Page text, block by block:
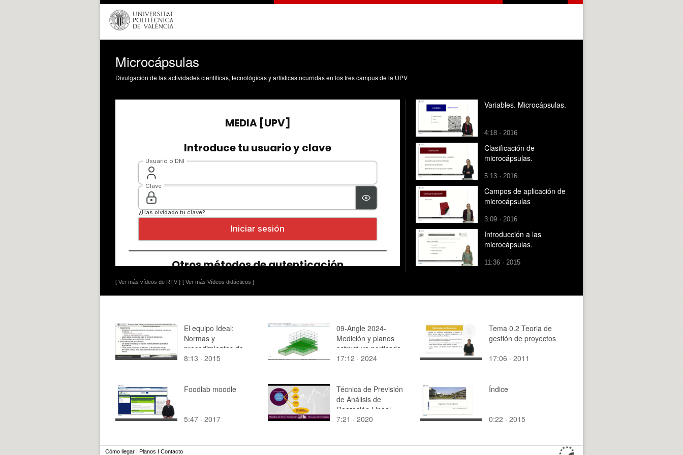
Microcápsulas
Divulgación de las actividades científicas, tecnológicas y artísticas ocurridas en los tres campus de la UPV
[ Ver más vídeos de RTV ] [ Ver más Vídeos didácticos ]
Variables. Microcápsulas.
4:18 · 2016
Clasificación de
microcápsulas.
5:13 · 2016
Campos de aplicación de
microcápsulas
3:09 · 2016
Introducción a las
microcápsulas.
11:36 · 2015
El equipo Ideal:
Normas y
procedimientos de
decisiones
8:13 · 2015
09-Angle 2024-
Medición y planos
estructura porticada
17:12 · 2024
Tema 0.2 Teoria de
gestión de proyectos
17:06 · 2011
Foodlab moodle
5:47 · 2017
Técnica de Previsión
de Análisis de
Regresión Lineal
7:21 · 2020
Índice
0:22 · 2015
Cómo llegar I Planos I Contacto